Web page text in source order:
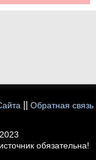
Обратная связь
обязательна!